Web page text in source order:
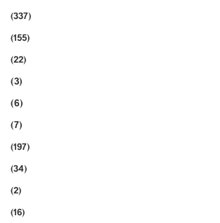
(337)
(155)
(22)
(3)
(6)
(7)
(197)
(34)
(2)
(16)